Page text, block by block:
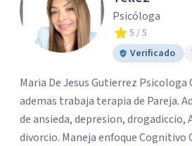
Psicóloga
5 / 5
Verificado
Maria De Jesus Gutierrez Psicologa
ademas trabaja terapia de Pareja.
de ansieda, depresion,
divorcio. Maneja enfoque Cognitivo